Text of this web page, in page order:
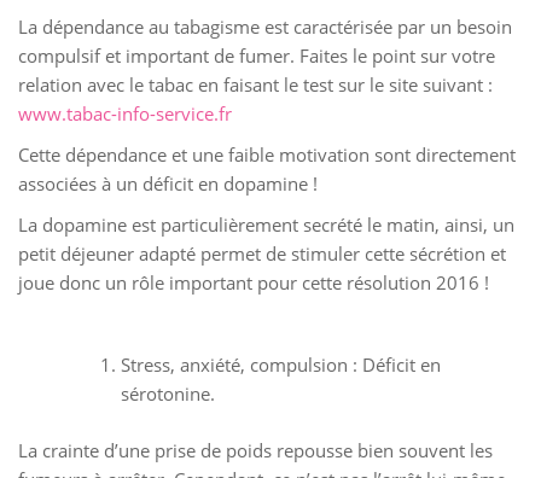
La dépendance au tabagisme est caractérisée par un besoin
compulsif et important de fumer. Faites le point sur votre
relation avec le tabac en faisant le test sur le site suivant :
www.tabac-info-service.fr
Cette dépendance et une faible motivation sont directement
associées à un déficit en dopamine !
La dopamine est particulièrement secrété le matin, ainsi, un
petit déjeuner adapté permet de stimuler cette sécrétion et
joue donc un rôle important pour cette résolution 2016 !
Stress, anxiété, compulsion : Déficit en
sérotonine.
La crainte d’une prise de poids repousse bien souvent les